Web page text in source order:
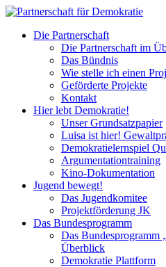
Die Partnerschaft
Die Partnerschaft im
Das Bündnis
Wie stelle ich einen
Geförderte Projekte
Kontakt
Hier lebt Demokratie!
Unser Grundsatzpapier
Luisa ist hier!
Demokratielernspiel
Argumentationtraining
Kino-Dokumentation
Jugend bewegt!
Das Jugendkomitee
Projektförderung JK
Das Bundesprogramm
Das Bundesprogramm
Überblick
Demokratie Plattform